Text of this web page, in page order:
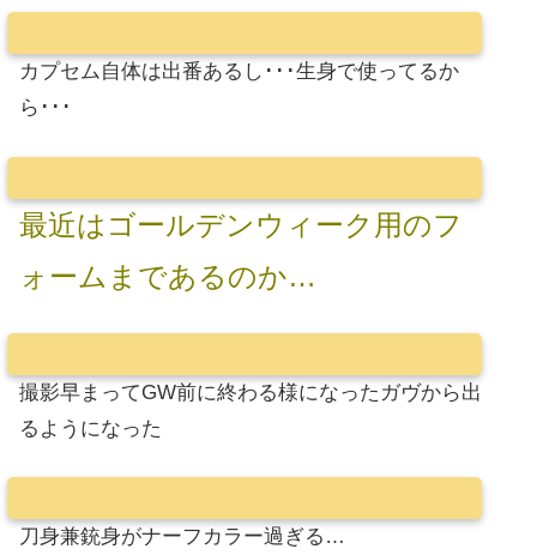
カプセム自体は出番あるし･･･生身で使ってるか
ら･･･
最近はゴールデンウィーク用のフ
ォームまであるのか…
撮影早まってGW前に終わる様になったガヴから出
るようになった
刀身兼銃身がナーフカラー過ぎる…